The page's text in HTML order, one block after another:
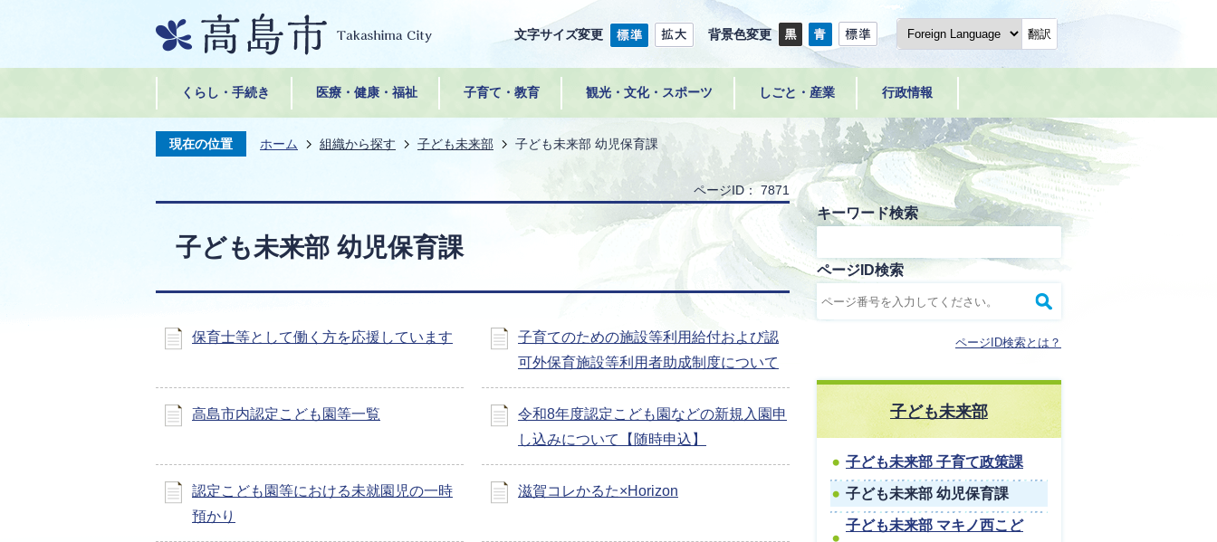
文字サイズ変更 背景色変更 翻訳
くらし・手続き 医療・健康・福祉 子育て・教育 観光・文化・スポーツ しごと・産業 行政情報
現在の位置 ホーム 組織から探す 子ども未来部 子ども未来部 幼児保育課
ページID： 7871
子ども未来部 幼児保育課
保育士等として働く方を応援しています
子育てのための施設等利用給付および認
可外保育施設等利用者助成制度について
高島市内認定こども園等一覧
令和8年度認定こども園などの新規入園申
し込みについて【随時申込】
認定こども園等における未就園児の一時
預かり
滋賀コレかるた×Horizon
キーワード検索
ページID検索
ページID検索とは？
子ども未来部
子ども未来部 子育て政策課
子ども未来部 幼児保育課
子ども未来部 マキノ西こど